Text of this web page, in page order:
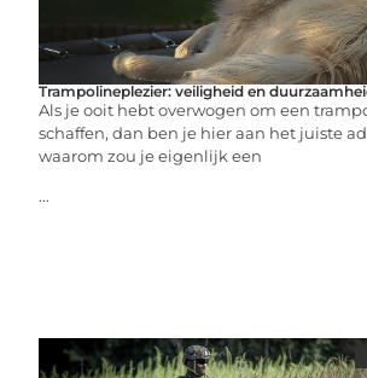
Trampolineplezier: veiligheid en
Als je ooit hebt overwogen om een
schaffen, dan ben je hier aan het juiste
waarom zou je eigenlijk een
...